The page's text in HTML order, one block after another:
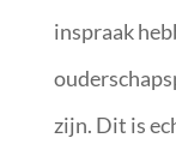
inspraak
zijn. Dit is